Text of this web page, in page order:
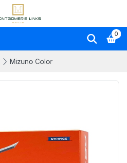
0
Mizuno Color